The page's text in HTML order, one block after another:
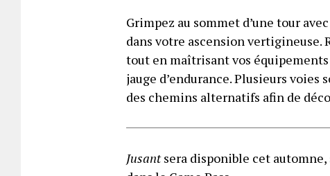
Grimpez au sommet d’une tour
dans votre ascension vertigineuse.
tout en maîtrisant vos
jauge d’endurance. Plusieurs voies
des chemins alternatifs afin de
Jusantsera disponible cet automne,